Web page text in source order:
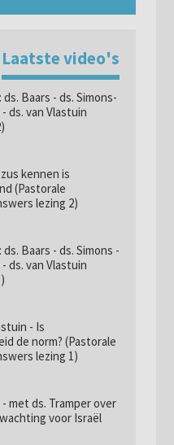
Laatste video's
Baars - ds. Simons-
ds. van Vlastuin
kennen is
(Pastorale
lezing 2)
Baars - ds. Simons -
ds. van Vlastuin
- Is
de norm? (Pastorale
lezing 1)
met ds. Tramper over
voor Israël